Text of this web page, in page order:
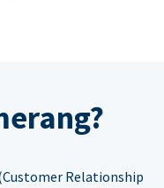
Relationship